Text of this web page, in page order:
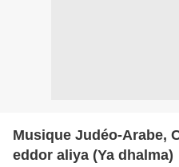
Musique Judéo-Arabe,
eddor aliya (Ya dhalma)